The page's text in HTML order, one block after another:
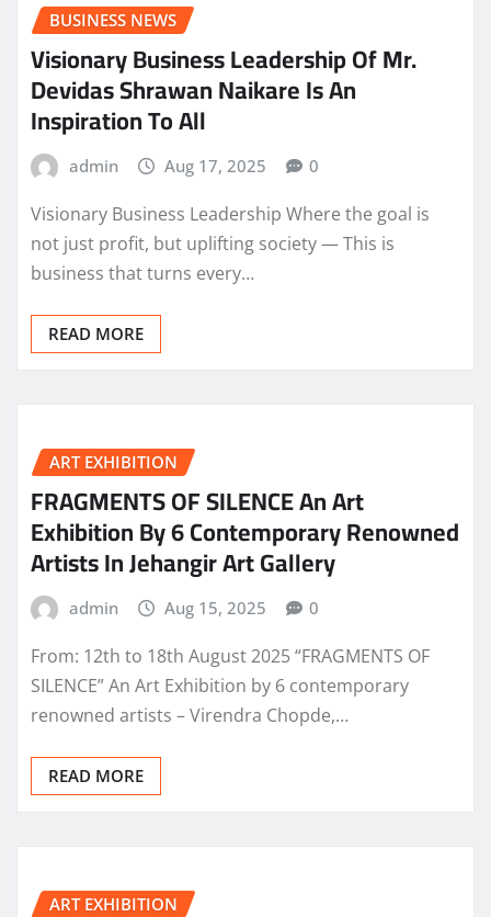
BUSINESS NEWS
Visionary Business Leadership Of Mr.
Devidas Shrawan Naikare Is An
Inspiration To All
admin Aug 17, 2025 0
Visionary Business Leadership Where the goal is
not just profit, but uplifting society — This is
business that turns every…
READ MORE
ART EXHIBITION
FRAGMENTS OF SILENCE An Art
Exhibition By 6 Contemporary Renowned
Artists In Jehangir Art Gallery
admin Aug 15, 2025 0
From: 12th to 18th August 2025 “FRAGMENTS OF
SILENCE” An Art Exhibition by 6 contemporary
renowned artists – Virendra Chopde,…
READ MORE
ART EXHIBITION